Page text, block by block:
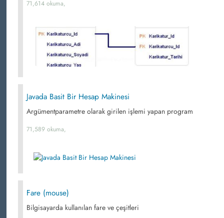
71,614 okuma,
Javada Basit Bir Hesap Makinesi
Argümentparametre olarak girilen işlemi yapan program
71,589 okuma,
Fare (mouse)
Bilgisayarda kullanılan fare ve çeşitleri